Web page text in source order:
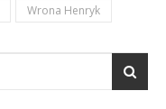
Wrona Henryk